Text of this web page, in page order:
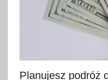
2
Planujesz podróż